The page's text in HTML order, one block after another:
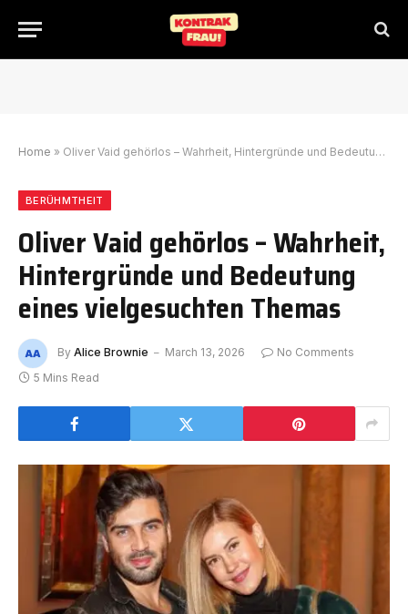
Home » Oliver Vaid gehörlos – Wahrheit, Hintergründe und Bedeutung eines vielgesuchten Themas
BERÜHMTHEIT
Oliver Vaid gehörlos – Wahrheit,
Hintergründe und Bedeutung
eines vielgesuchten Themas
By Alice Brownie March 13, 2026
No Comments
5 Mins Read